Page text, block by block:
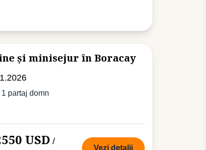
și minisejur în Boracay
1 partaj domn
USD /
Vezi detalii